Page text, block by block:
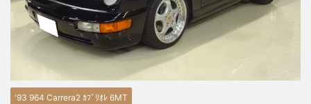
'93 964 Carrera2 ｶﾌﾞﾘｵﾚ 6MT